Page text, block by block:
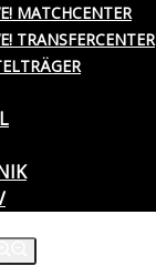
MATCHCENTER
TRANSFERCENTER